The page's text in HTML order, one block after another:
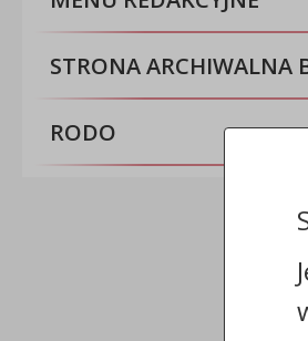
STRONA ARCHIWALNA
RODO